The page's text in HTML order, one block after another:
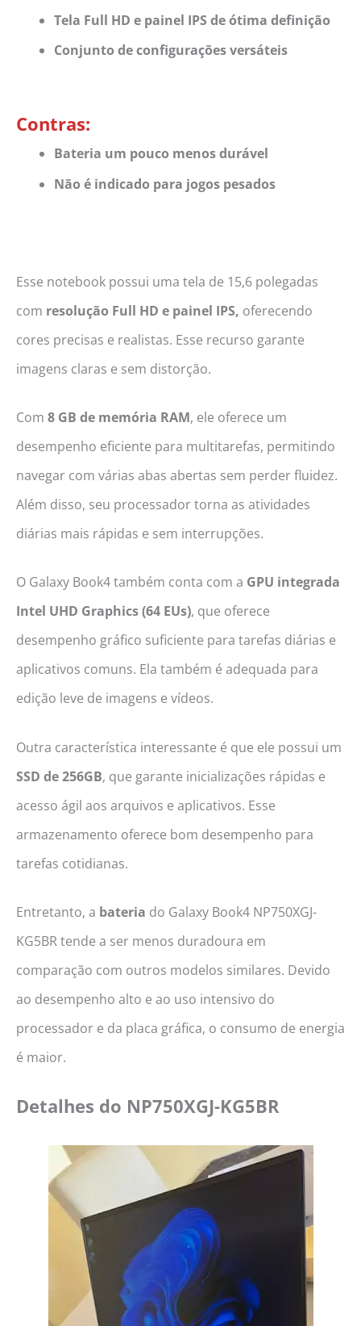
Tela Full HD e painel IPS de ótima definição
Conjunto de configurações versáteis
Contras:
Bateria um pouco menos durável
Não é indicado para jogos pesados
Esse notebook possui uma tela de 15,6 polegadas
com resolução Full HD e painel IPS, oferecendo
cores precisas e realistas. Esse recurso garante
imagens claras e sem distorção.
Com 8 GB de memória RAM, ele oferece um
desempenho eficiente para multitarefas, permitindo
navegar com várias abas abertas sem perder fluidez.
Além disso, seu processador torna as atividades
diárias mais rápidas e sem interrupções.
O Galaxy Book4 também conta com a GPU integrada
Intel UHD Graphics (64 EUs), que oferece
desempenho gráfico suficiente para tarefas diárias e
aplicativos comuns. Ela também é adequada para
edição leve de imagens e vídeos.
Outra característica interessante é que ele possui um
SSD de 256GB, que garante inicializações rápidas e
acesso ágil aos arquivos e aplicativos. Esse
armazenamento oferece bom desempenho para
tarefas cotidianas.
Entretanto, a bateria do Galaxy Book4 NP750XGJ-
KG5BR tende a ser menos duradoura em
comparação com outros modelos similares. Devido
ao desempenho alto e ao uso intensivo do
processador e da placa gráfica, o consumo de energia
é maior.
Detalhes do NP750XGJ-KG5BR